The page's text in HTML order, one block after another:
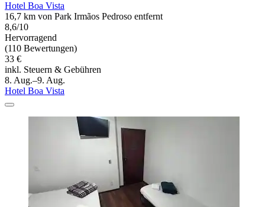
Hotel Boa Vista
16,7 km von Park Irmãos Pedroso entfernt
8,6/10
Hervorragend
(110 Bewertungen)
33 €
inkl. Steuern & Gebühren
8. Aug.–9. Aug.
Hotel Boa Vista